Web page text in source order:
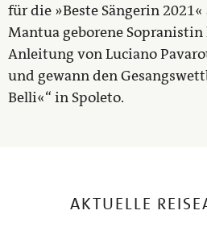
für die »Beste Sängerin
Mantua geborene
Anleitung von Luciano
und gewann den
Belli«“ in Spoleto.
AKTUELLE